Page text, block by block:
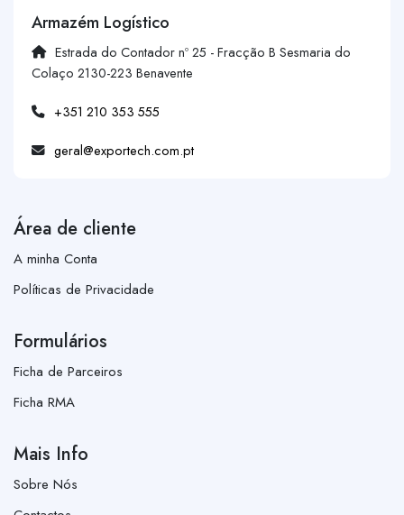
Armazém Logístico
Estrada do Contador nº 25 - Fracção B Sesmaria do
Colaço 2130-223 Benavente
+351 210 353 555
geral@exportech.com.pt
Área de cliente
A minha Conta
Políticas de Privacidade
Formulários
Ficha de Parceiros
Ficha RMA
Mais Info
Sobre Nós